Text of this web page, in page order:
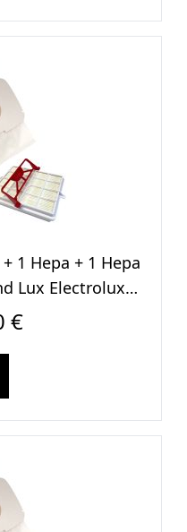
1 Hepa + 1 Hepa
Lux Electrolux
€
den warenkorb